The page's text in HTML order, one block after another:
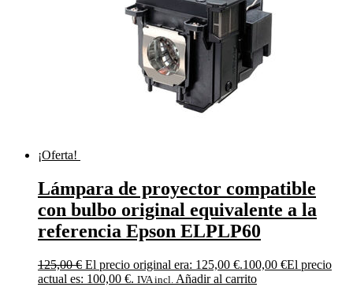
¡Oferta!
Lámpara de proyector compatible
con bulbo original equivalente a la
referencia Epson ELPLP60
125,00€ El precio original era: 125,00 €.100,00 €El precio
actual es: 100,00 €. IVA incl. Añadir al carrito